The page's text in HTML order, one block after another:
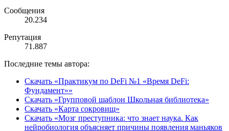
Сообщения
20.234
Репутация
71.887
Последние темы автора:
Скачать «Практикум по DeFi №1 «Время DeFi:
Фундамент»»
Скачать «Групповой шаблон Школьная библиотека»
Скачать «Карта сокровищ»
Скачать «Мозг преступника: что знает наука. Как
нейробиология объясняет причины появления маньяков